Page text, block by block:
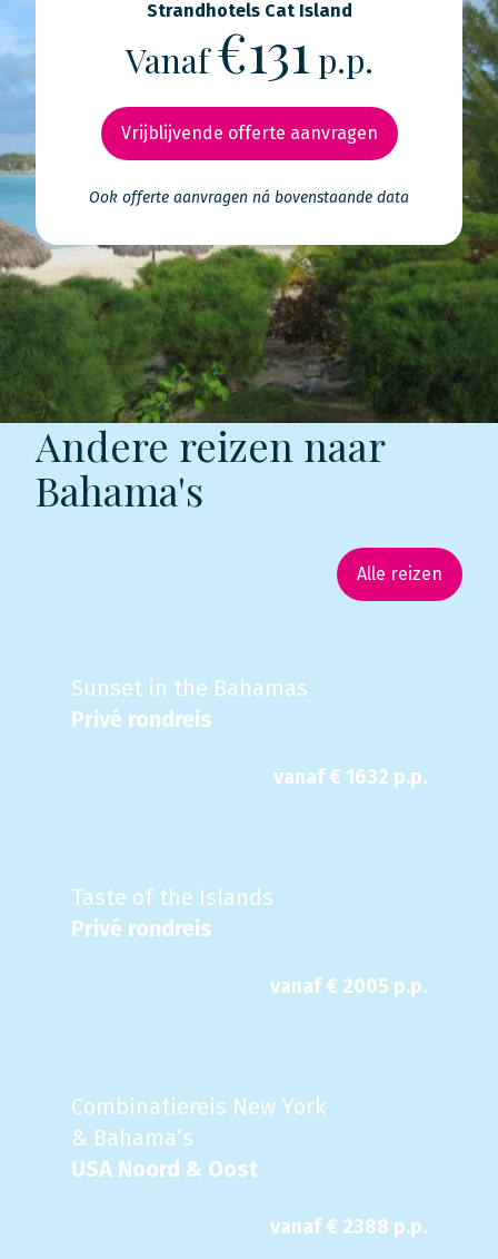
Strandhotels Cat Island
Vanaf€131 p.p.
Vrijblijvende offerte aanvragen
Ook offerte aanvragen ná bovenstaande data
Andere reizen naar
Bahama's
Alle reizen
Sunset in the Bahamas
Privé rondreis
vanaf € 1632 p.p.
Taste of the Islands
Privé rondreis
vanaf € 2005 p.p.
Combinatiereis New York
& Bahama’s
USA Noord & Oost
vanaf € 2388 p.p.